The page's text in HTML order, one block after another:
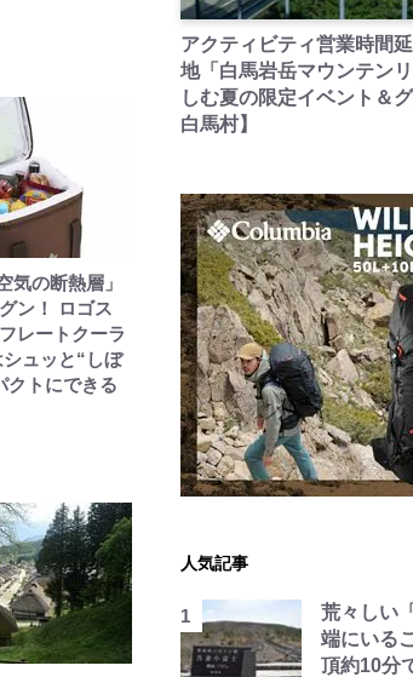
気の断熱層」
ン！ ロゴス
レートクーラ
ュッと“しぼ
クトにできる
アクティビティ営業時間
地「白馬岩岳マウンテン
しむ夏の限定イベント＆
白馬村】
人気記事
荒々しい
端にいる
頂約10分